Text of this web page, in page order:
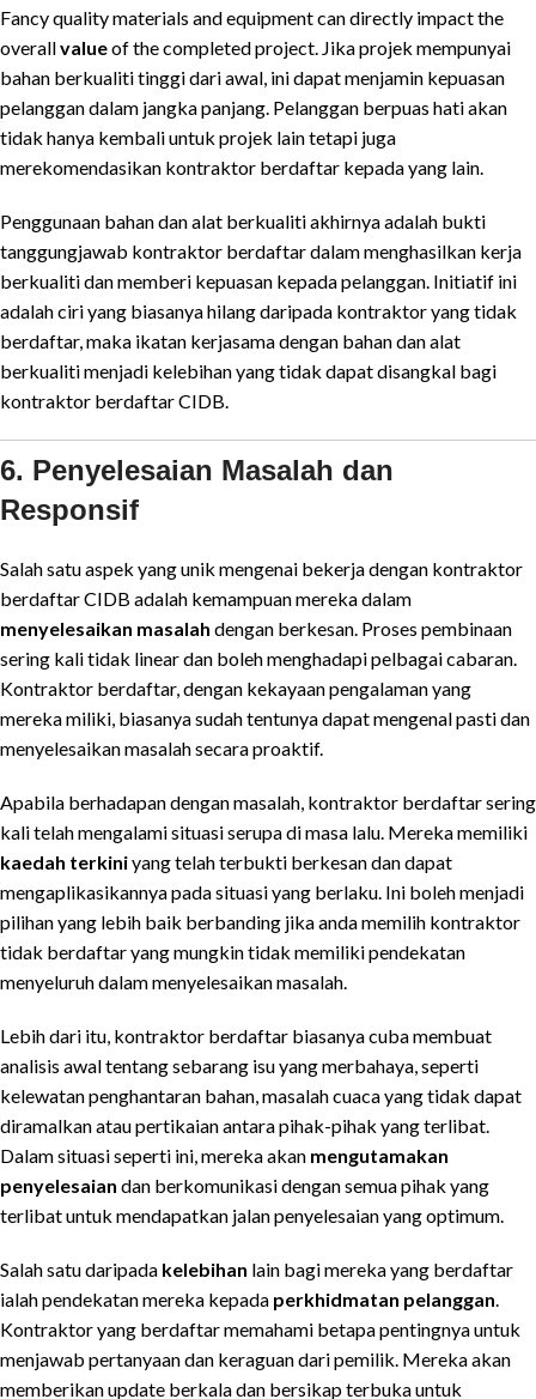
Fancy quality materials and equipment can directly impact the
overallvalueof the completed project. Jika projek mempunyai
bahan berkualiti tinggi dari awal, ini dapat menjamin kepuasan
pelanggan dalam jangka panjang. Pelanggan berpuas hati akan
tidak hanya kembali untuk projek lain tetapi juga
merekomendasikan kontraktor berdaftar kepada yang lain.
Penggunaan bahan dan alat berkualiti akhirnya adalah bukti
tanggungjawab kontraktor berdaftar dalam menghasilkan kerja
berkualiti dan memberi kepuasan kepada pelanggan. Initiatif ini
adalah ciri yang biasanya hilang daripada kontraktor yang tidak
berdaftar, maka ikatan kerjasama dengan bahan dan alat
berkualiti menjadi kelebihan yang tidak dapat disangkal bagi
kontraktor berdaftar CIDB.
6. Penyelesaian Masalah dan
Responsif
Salah satu aspek yang unik mengenai bekerja dengan kontraktor
berdaftar CIDB adalah kemampuan mereka dalam
menyelesaikan masalah dengan berkesan. Proses pembinaan
sering kali tidak linear dan boleh menghadapi pelbagai cabaran.
Kontraktor berdaftar, dengan kekayaan pengalaman yang
mereka miliki, biasanya sudah tentunya dapat mengenal pasti dan
menyelesaikan masalah secara proaktif.
Apabila berhadapan dengan masalah, kontraktor berdaftar sering
kali telah mengalami situasi serupa di masa lalu. Mereka memiliki
kaedah terkiniyang telah terbukti berkesan dan dapat
mengaplikasikannya pada situasi yang berlaku. Ini boleh menjadi
pilihan yang lebih baik berbanding jika anda memilih kontraktor
tidak berdaftar yang mungkin tidak memiliki pendekatan
menyeluruh dalam menyelesaikan masalah.
Lebih dari itu, kontraktor berdaftar biasanya cuba membuat
analisis awal tentang sebarang isu yang merbahaya, seperti
kelewatan penghantaran bahan, masalah cuaca yang tidak dapat
diramalkan atau pertikaian antara pihak-pihak yang terlibat.
Dalam situasi seperti ini, mereka akan mengutamakan
penyelesaian dan berkomunikasi dengan semua pihak yang
terlibat untuk mendapatkan jalan penyelesaian yang optimum.
Salah satu daripada kelebihan lain bagi mereka yang berdaftar
ialah pendekatan mereka kepada perkhidmatan pelanggan
Kontraktor yang berdaftar memahami betapa pentingnya untuk
menjawab pertanyaan dan keraguan dari pemilik. Mereka akan
memberikan update berkala dan bersikap terbuka untuk